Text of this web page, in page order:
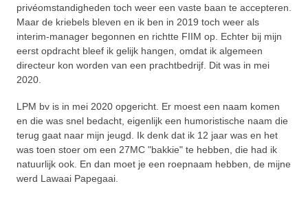
privéomstandigheden toch weer een vaste baan te accepteren.
Maar de kriebels bleven en ik ben in 2019 toch weer als
interim-manager begonnen en richtte FIIM op. Echter bij mijn
eerst opdracht bleef ik gelijk hangen, omdat ik algemeen
directeur kon worden van een prachtbedrijf. Dit was in mei
2020.
LPM bv is in mei 2020 opgericht. Er moest een naam komen
en die was snel bedacht, eigenlijk een humoristische naam die
terug gaat naar mijn jeugd. Ik denk dat ik 12 jaar was en het
was toen stoer om een 27MC "bakkie" te hebben, die had ik
natuurlijk ook. En dan moet je een roepnaam hebben, de mijne
werd Lawaai Papegaai.